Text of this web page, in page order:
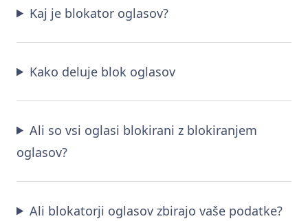
Kaj je blokator oglasov?
Kako deluje blok oglasov
Ali so vsi oglasi blokirani z blokiranjem
oglasov?
Ali blokatorji oglasov zbirajo vaše podatke?